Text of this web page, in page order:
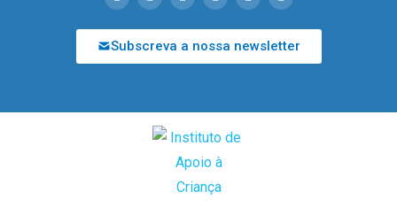
Subscreva a nossa newsletter